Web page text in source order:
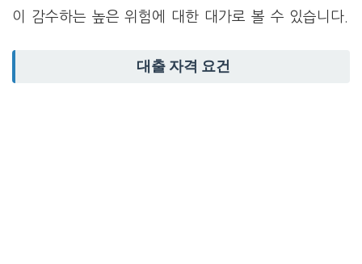
이 감수하는 높은 위험에 대한 대가로 볼 수 있습니다.
대출 자격 요건